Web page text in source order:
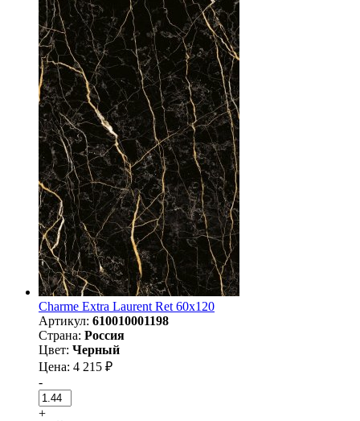
Charme Extra Laurent Ret 60х120
Артикул: 610010001198
Страна: Россия
Цвет: Черный
Цена: 4 215 ₽
-
+